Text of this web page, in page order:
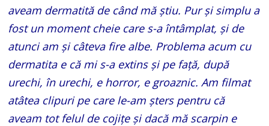
aveam dermatită de când mă știu. Pur și simplu a
fost un moment cheie care s-a întâmplat, și de
atunci am și câteva fire albe. Problema acum cu
dermatita e că mi s-a extins și pe față, după
urechi, în urechi, e horror, e groaznic. Am filmat
atâtea clipuri pe care le-am șters pentru că
aveam tot felul de cojițe și dacă mă scarpin e